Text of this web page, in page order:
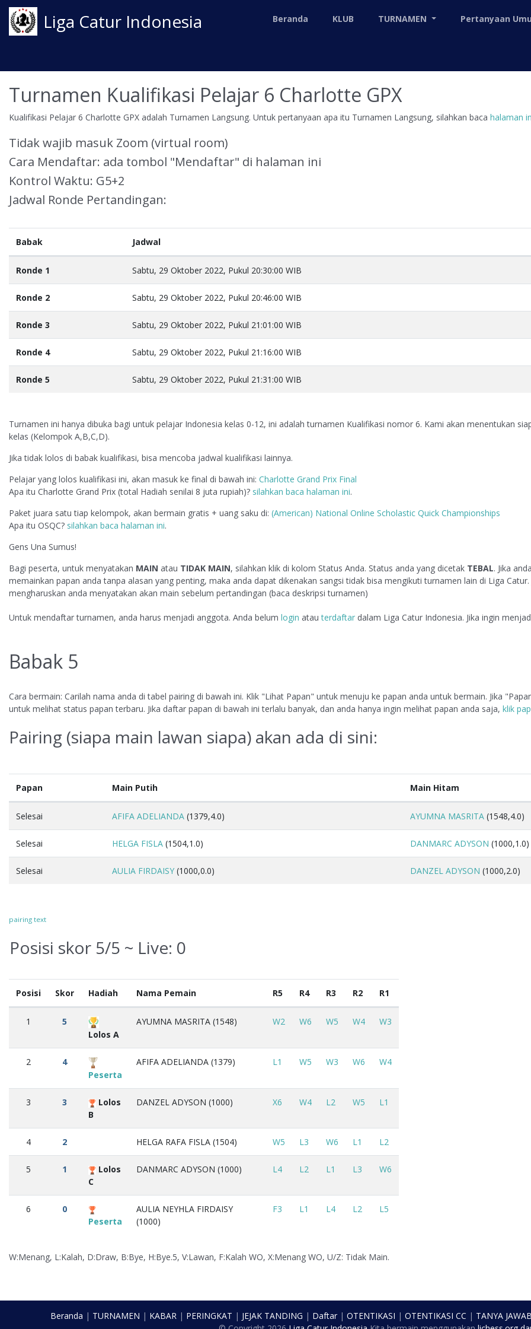
Liga Catur Indonesia Beranda KLUB TURNAMEN Pertanyaan
Turnamen Kualifikasi Pelajar 6 Charlotte GPX
Kualifikasi Pelajar 6 Charlotte GPX adalah Turnamen Langsung. Untuk pertanyaan apa itu Turnamen Langsung, silahkan baca halaman
Tidak wajib masuk Zoom (virtual room)
Cara Mendaftar: ada tombol "Mendaftar" di halaman ini
Kontrol Waktu: G5+2
Jadwal Ronde Pertandingan:
Babak Jadwal
Ronde 1 Sabtu, 29 Oktober 2022, Pukul 20:30:00 WIB
Ronde 2 Sabtu, 29 Oktober 2022, Pukul 20:46:00 WIB
Ronde 3 Sabtu, 29 Oktober 2022, Pukul 21:01:00 WIB
Ronde 4 Sabtu, 29 Oktober 2022, Pukul 21:16:00 WIB
Ronde 5 Sabtu, 29 Oktober 2022, Pukul 21:31:00 WIB
Turnamen ini hanya dibuka bagi untuk pelajar Indonesia kelas 0-12, ini adalah turnamen Kualifikasi nomor 6. Kami akan menentukan
kelas (Kelompok A,B,C,D).
Jika tidak lolos di babak kualifikasi, bisa mencoba jadwal kualifikasi lainnya.
Pelajar yang lolos kualifikasi ini, akan masuk ke final di bawah ini: Charlotte Grand Prix Final
Apa itu Charlotte Grand Prix (total Hadiah senilai 8 juta rupiah)? silahkan baca halaman ini.
Paket juara satu tiap kelompok, akan bermain gratis + uang saku di: (American) National Online Scholastic Quick Championships
Apa itu OSQC? silahkan baca halaman ini.
Gens Una Sumus!
Bagi peserta, untuk menyatakan MAIN atau TIDAK MAIN, silahkan klik di kolom Status Anda. Status anda yang dicetak TEBAL. Jika
memainkan papan anda tanpa alasan yang penting, maka anda dapat dikenakan sangsi tidak bisa mengikuti turnamen lain di Liga Catur.
mengharuskan anda menyatakan akan main sebelum pertandingan (baca deskripsi turnamen)
Untuk mendaftar turnamen, anda harus menjadi anggota. Anda belum login atauterdaftar dalam Liga Catur Indonesia. Jika ingin
Babak 5
Cara bermain: Carilah nama anda di tabel pairing di bawah ini. Klik "Lihat Papan" untuk menuju ke papan anda untuk bermain. Jika
untuk melihat status papan terbaru. Jika daftar papan di bawah ini terlalu banyak, dan anda hanya ingin melihat papan anda saja, klik
Pairing (siapa main lawan siapa) akan ada di sini:
Papan Main Putih Main Hitam
Selesai AFIFA ADELIANDA (1379,4.0) AYUMNA MASRITA (1548,4.0)
Selesai HELGA FISLA (1504,1.0) DANMARC ADYSON (1000,1.0)
Selesai AULIA FIRDAISY (1000,0.0) DANZEL ADYSON (1000,2.0)
pairing text
Posisi skor 5/5 ~ Live: 0
Posisi Skor Hadiah Nama Pemain R5 R4 R3 R2 R1
1
5
Lolos A
AYUMNA MASRITA (1548) W2 W6 W5 W4 W3
2
4
Peserta
AFIFA ADELIANDA (1379) L1 W5 W3 W6 W4
3 3
Lolos
B
DANZEL ADYSON (1000) X6 W4 L2 W5 L1
4 2 HELGA RAFA FISLA (1504) W5 L3 W6 L1 L2
5 1
Lolos
C
DANMARC ADYSON (1000) L4 L2 L1 L3 W6
6
0
Peserta
AULIA NEYHLA FIRDAISY
(1000)
F3 L1 L4 L2 L5
W:Menang, L:Kalah, D:Draw, B:Bye, H:Bye.5, V:Lawan, F:Kalah WO, X:Menang WO, U/Z: Tidak Main.
Beranda | TURNAMEN | KABAR| PERINGKAT | JEJAK TANDING | Daftar| OTENTIKASI | OTENTIKASI CC | TANYA JAWAB